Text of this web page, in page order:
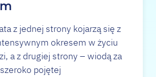
z jednej strony kojarzą się z
okresem w życiu
a z drugiej strony – wiodą za
pojętej